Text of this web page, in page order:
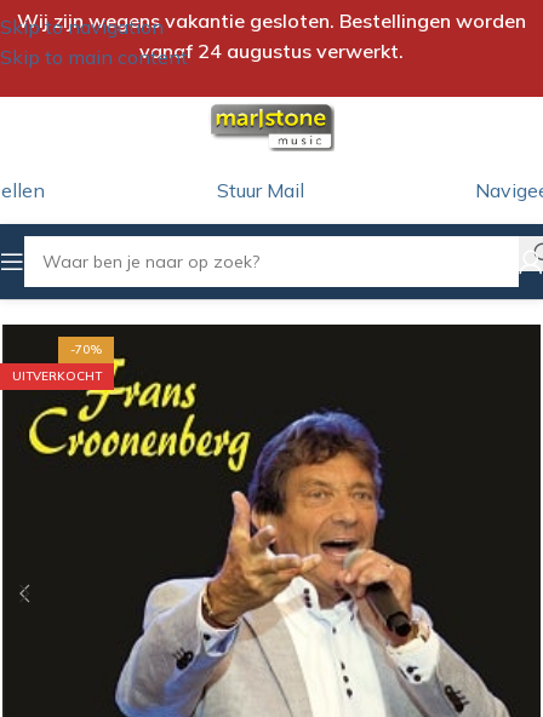
Skip to navigation
Skip to main content
Wij zijn wegens vakantie gesloten. Bestellingen worden
vanaf 24 augustus verwerkt.
Stuur Mail
Home/CD-Single
-70%
UITVERKOCHT